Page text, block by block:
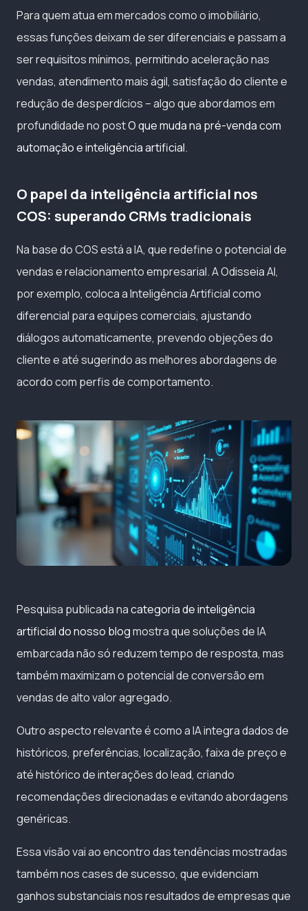
Para quem atua em mercados como o imobiliário,
essas funções deixam de ser diferenciais e passam a
ser requisitos mínimos, permitindo aceleração nas
vendas, atendimento mais ágil, satisfação do cliente e
redução de desperdícios – algo que abordamos em
profundidade no postO que muda na pré-venda com
automação e inteligência artificial.
O papel da inteligência artificial nos
COS: superando CRMs tradicionais
Na base do COS está a IA, que redefine o potencial de
vendas e relacionamento empresarial. A Odisseia AI,
por exemplo, coloca a Inteligência Artificial como
diferencial para equipes comerciais, ajustando
diálogos automaticamente, prevendo objeções do
cliente e até sugerindo as melhores abordagens de
acordo com perfis de comportamento.
Pesquisa publicada nacategoria de inteligência
artificial do nosso blogmostra que soluções de IA
embarcada não só reduzem tempo de resposta, mas
também maximizam o potencial de conversão em
vendas de alto valor agregado.
Outro aspecto relevante é como a IA integra dados de
históricos, preferências, localização, faixa de preço e
até histórico de interações do lead, criando
recomendações direcionadas e evitando abordagens
genéricas.
Essa visão vai ao encontro das tendências mostradas
também nos cases de sucesso, que evidenciam
ganhos substanciais nos resultados de empresas que